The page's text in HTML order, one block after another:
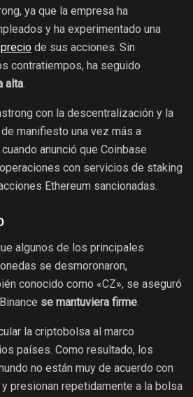
ya que la empresa ha
y ha experimentado una
precio de sus acciones. Sin
contratiempos, ha seguido
alta.
con la descentralización y la
manifiesto una vez más a
anunció que Coinbase
con servicios de staking
Ethereum sancionadas.
algunos de los principales
se desmoronaron,
conocido como «CZ», se aseguró
se mantuviera firme.
la criptobolsa al marco
países. Como resultado, los
no están muy de acuerdo con
presionan repetidamente a la bolsa